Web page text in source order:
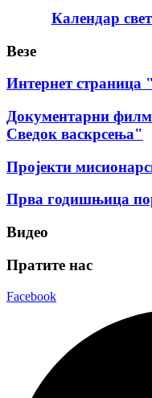
Календар
Везе
Интернет страница
Документарни
Сведок васкрсења"
Пројекти
Прва годишњица
Видео
Пратите нас
Facebook